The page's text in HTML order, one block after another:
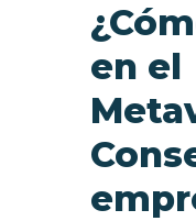
en el